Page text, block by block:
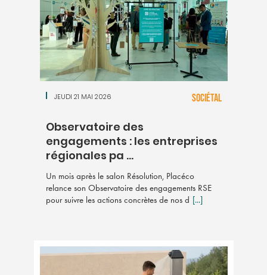
JEUDI 21 MAI 2026
Observatoire des
engagements : les entreprises
régionales pa ...
Un mois après le salon Résolution, Placéco
relance son Observatoire des engagements RSE
pour suivre les actions concrètes de nos d [...]
SOCIÉTAL